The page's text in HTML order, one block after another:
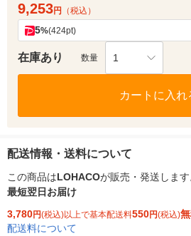
9,253円 （税込）
5%(424pt)
在庫あり 数量 1
カートに入れ
配送情報・送料について
この商品はLOHACOが販売・発送します
最短翌日お届け
3,780円(税込)以上で基本配送料550円(税込)
配送料について